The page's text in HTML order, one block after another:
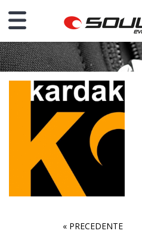
MATERIALI
« PRECEDENTE